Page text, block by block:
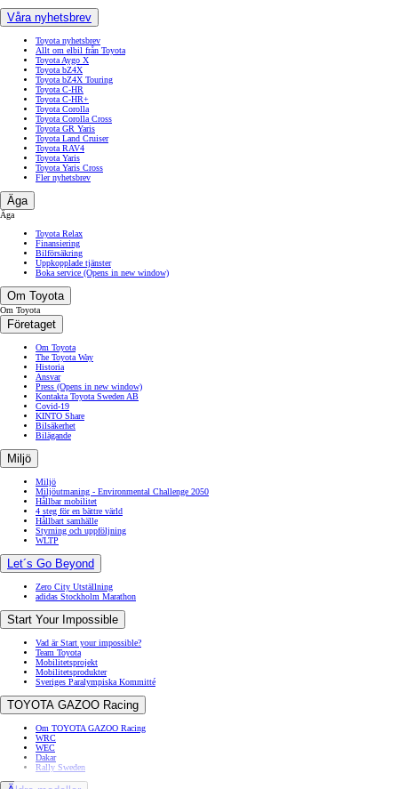
Våra nyhetsbrev
Toyota nyhetsbrev
Allt om elbil från Toyota
Toyota Aygo X
Toyota bZ4X
Toyota bZ4X Touring
Toyota C-HR
Toyota C-HR+
Toyota Corolla
Toyota Corolla Cross
Toyota GR Yaris
Toyota Land Cruiser
Toyota RAV4
Toyota Yaris
Toyota Yaris Cross
Fler nyhetsbrev
Äga
Äga
Toyota Relax
Finansiering
Bilförsäkring
Uppkopplade tjänster
Boka service (Opens in new window)
Om Toyota
Om Toyota
Företaget
Om Toyota
The Toyota Way
Historia
Ansvar
Press (Opens in new window)
Kontakta Toyota Sweden AB
Covid-19
KINTO Share
Bilsäkerhet
Bilägande
Miljö
Miljö
Miljöutmaning - Environmental Challenge 2050
Hållbar mobilitet
4 steg för en bättre värld
Hållbart samhälle
Styrning och uppföljning
WLTP
Let´s Go Beyond
Zero City Utställning
adidas Stockholm Marathon
Start Your Impossible
Vad är Start your impossible?
Team Toyota
Mobilitetsprojekt
Mobilitetsprodukter
Sveriges Paralympiska Kommitté
TOYOTA GAZOO Racing
Om TOYOTA GAZOO Racing
WRC
WEC
Dakar
Rally Sweden